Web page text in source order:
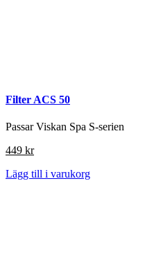
Filter ACS 50
Passar Viskan Spa S-serien
449 kr
Lägg till i varukorg